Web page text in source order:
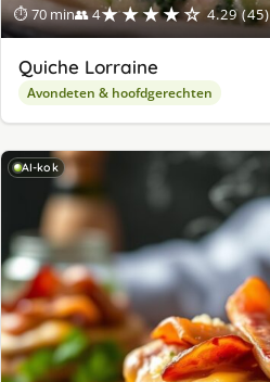
⏱ 70 min👥 4★★★★☆ 4.29 (45)
Quiche Lorraine
Avondeten & hoofdgerechten
AI-kok